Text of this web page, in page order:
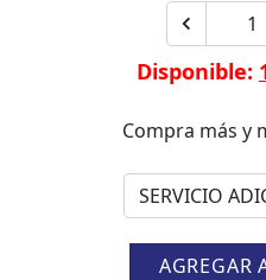
Disponible:
Compra más y
AGREGAR